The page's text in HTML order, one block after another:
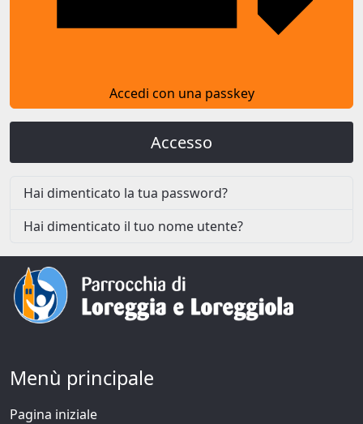
Accedi con una passkey
Accesso
Hai dimenticato la tua password?
Hai dimenticato il tuo nome utente?
Menù principale
Pagina iniziale